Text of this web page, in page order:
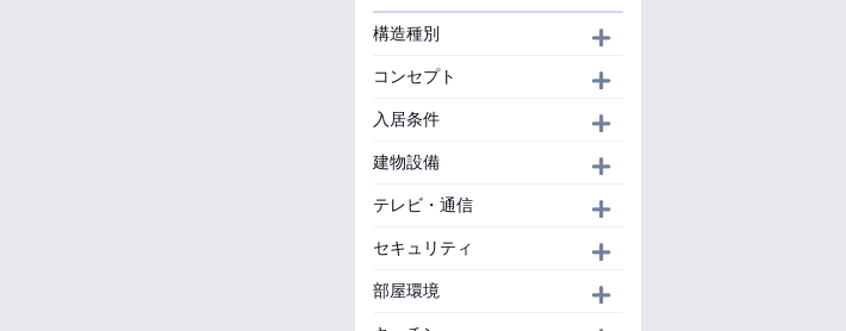
構造種別
コンセプト
入居条件
建物設備
テレビ・通信
セキュリティ
部屋環境